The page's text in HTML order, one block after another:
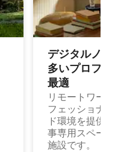
デジタルノ
多⁠いプ⁠ロ⁠フ⁠
最⁠適
リモートワー
フェッショナ
ド環境を提供
事専用スペー
施設です。